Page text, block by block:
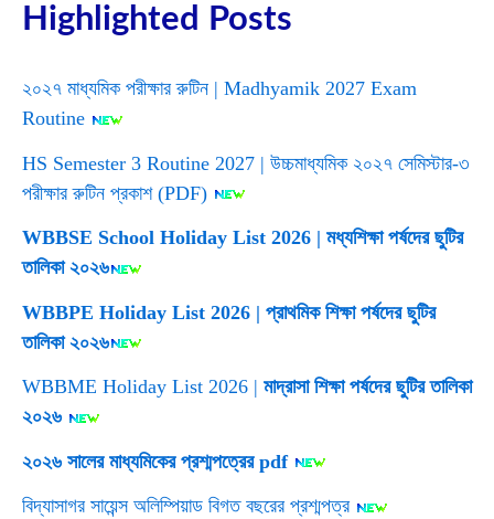
Highlighted Posts
২০২৭ মাধ্যমিক পরীক্ষার রুটিন | Madhyamik 2027 Exam
Routine
HS Semester 3 Routine 2027 | উচ্চমাধ্যমিক ২০২৭ সেমিস্টার-৩
পরীক্ষার রুটিন প্রকাশ (PDF)
WBBSE School Holiday List 2026 | মধ্যশিক্ষা পর্ষদের ছুটির
তালিকা ২০২৬
WBBPE Holiday List 2026 | প্রাথমিক শিক্ষা পর্ষদের ছুটির
তালিকা ২০২৬
WBBME Holiday List 2026 | মাদ্রাসা শিক্ষা পর্ষদের ছুটির তালিকা
২০২৬
২০২৬ সালের মাধ্যমিকের প্রশ্মপত্রের pdf
বিদ্যাসাগর সায়েন্স অলিম্পিয়াড বিগত বছরের প্রশ্মপত্র